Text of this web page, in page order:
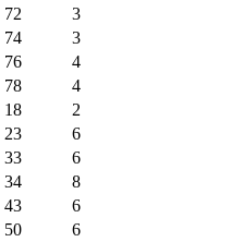
72
3
74
3
76
4
78
4
18
2
23
6
33
6
34
8
43
6
50
6